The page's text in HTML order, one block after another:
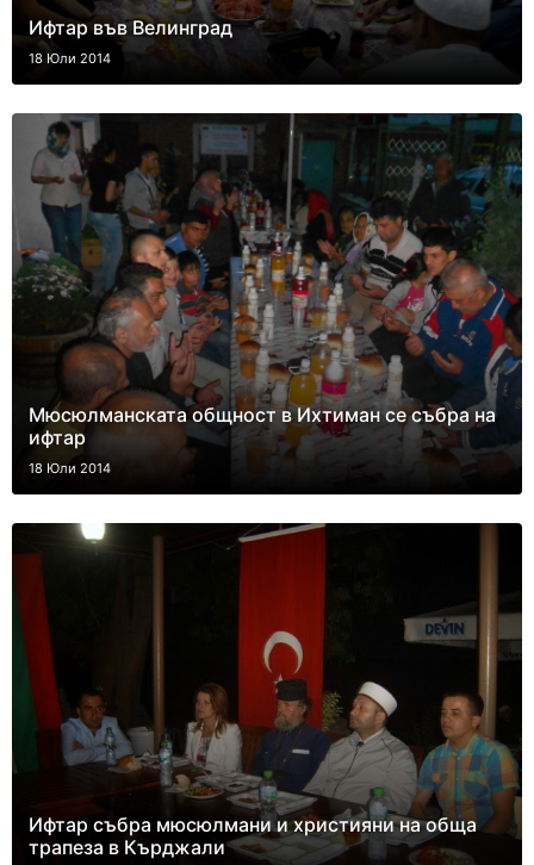
Ифтар във Велинград
18 Юли 2014
Мюсюлманската общност в Ихтиман се събра на
ифтар
18 Юли 2014
Ифтар събра мюсюлмани и християни на обща
трапеза в Кърджали